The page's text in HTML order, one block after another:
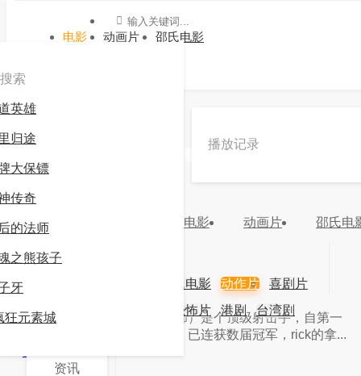
电影 动画片 邵氏电影
播放记录
电影 动画片 邵氏电
邵氏电影 动作片
喜剧片
恐怖片 港剧
台湾剧
资讯
索
英雄
归途
大保镖
传奇
的法师
之熊孩子
牙
元素城
分类：
主演：
导演：
简介：
简介：rick（张国荣饰）是个顶级射击手，自第一
次参加ipsc实战枪击比赛起，已连获数届冠军，rick的拿...